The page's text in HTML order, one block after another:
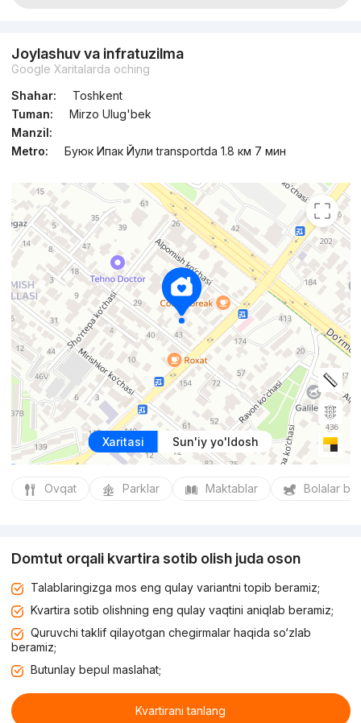
Joylashuv va infratuzilma
Google Xaritalarda oching
Shahar:
Toshkent
Tuman:
Mirzo Ulug'bek
Manzil:
Metro:
Буюк Ипак Йули transportda 1.8 км 7 мин
Xaritasi Sun'iy yo'ldosh
Ovqat Parklar Maktablar Bolalar
Domtut orqali kvartira sotib olish juda oson
Talablaringizga mos eng qulay variantni topib beramiz;
Kvartira sotib olishning eng qulay vaqtini aniqlab beramiz;
Quruvchi taklif qilayotgan chegirmalar haqida so‘zlab
beramiz;
Butunlay bepul maslahat;
Kvartirani tanlang